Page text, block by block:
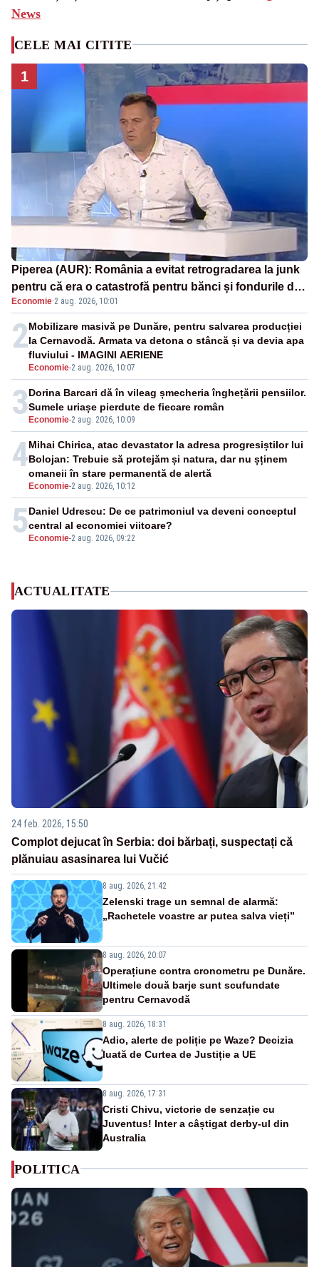
News
CELE MAI CITITE
1
Piperea (AUR): România a evitat retrogradarea la junk
pentru că era o catastrofă pentru bănci și fondurile de
pensii
Economie·2 aug. 2026, 10:01
2
Economie-2 aug. 2026, 10:07
Mobilizare masivă pe Dunăre, pentru salvarea producției
la Cernavodă. Armata va detona o stâncă și va devia apa
fluviului - IMAGINI AERIENE
3 Economie-2 aug. 2026, 10:09
Dorina Barcari dă în vileag șmecheria înghețării pensiilor.
Sumele uriașe pierdute de fiecare român
4
Economie-2 aug. 2026, 10:12
Mihai Chirica, atac devastator la adresa progresiștilor lui
Bolojan: Trebuie să protejăm și natura, dar nu șținem
omaneii în stare permanentă de alertă
5 Economie-2 aug. 2026, 09:22
Daniel Udrescu: De ce patrimoniul va deveni conceptul
central al economiei viitoare?
ACTUALITATE
24 feb. 2026, 15:50
Complot dejucat în Serbia: doi bărbați, suspectați că
plănuiau asasinarea lui Vučić
8 aug. 2026, 21:42
Zelenski trage un semnal de alarmă:
„Rachetele voastre ar putea salva vieți”
8 aug. 2026, 20:07
Operațiune contra cronometru pe Dunăre.
Ultimele două barje sunt scufundate
pentru Cernavodă
8 aug. 2026, 18:31
Adio, alerte de poliție pe Waze? Decizia
luată de Curtea de Justiție a UE
8 aug. 2026, 17:31
Cristi Chivu, victorie de senzație cu
Juventus! Inter a câștigat derby-ul din
Australia
POLITICA